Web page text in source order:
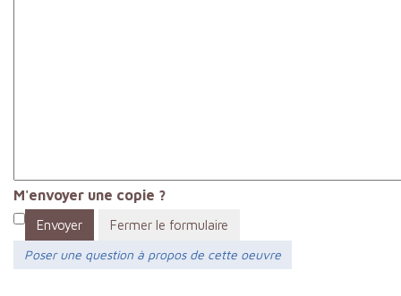
M'envoyer une copie ?
Envoyer
Fermer le formulaire
Poser une question à propos de cette oeuvre